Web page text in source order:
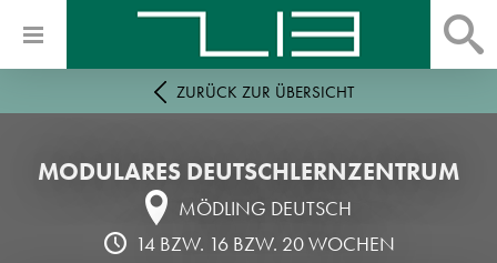
ZURÜCK ZUR ÜBERSICHT
MODULARES DEUTSCHLERNZENTRUM
MÖDLING DEUTSCH
14 BZW. 16 BZW. 20 WOCHEN